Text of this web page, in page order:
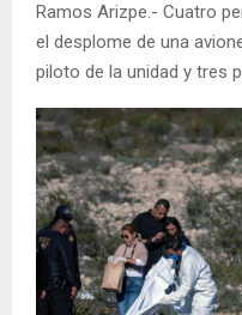
Ramos Arizpe.- Cuatro
el desplome de una
piloto de la unidad y tres